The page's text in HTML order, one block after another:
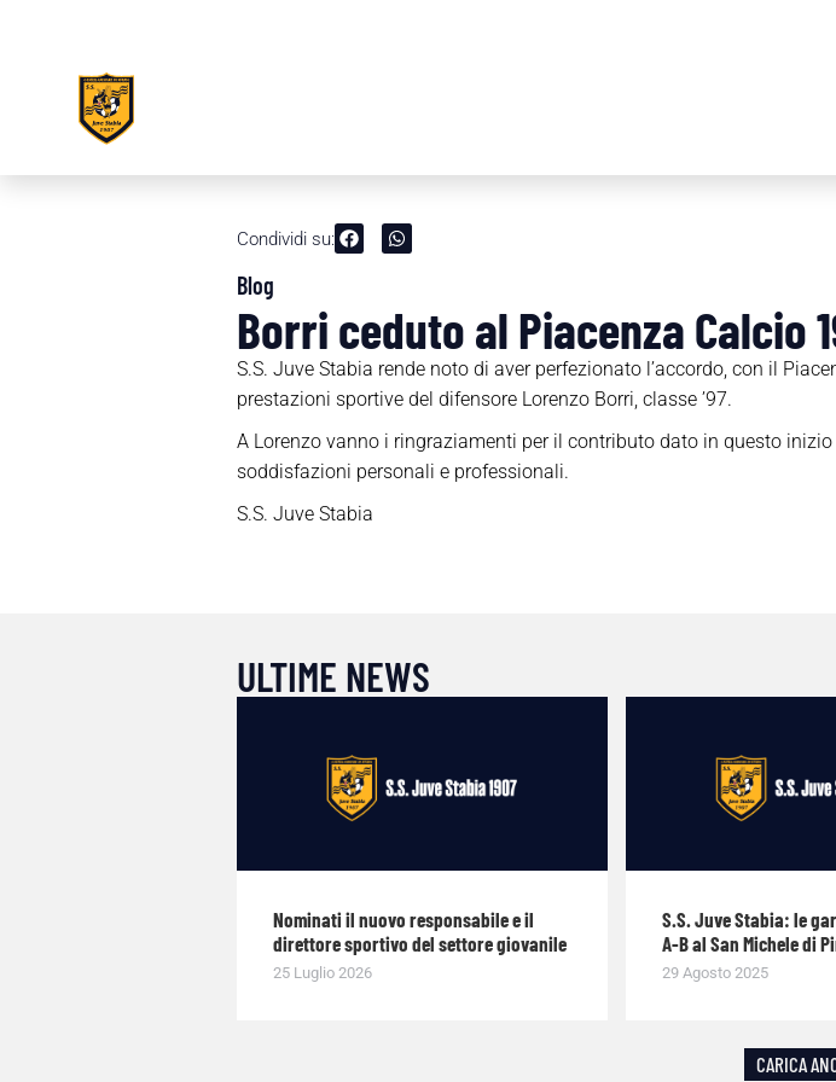
Condividi su:
Blog
Borri ceduto al Piacenza Calcio
S.S. Juve Stabia rende noto di aver perfezionato l’accordo, con il
prestazioni sportive del difensore Lorenzo Borri, classe ’97.
A Lorenzo vanno i ringraziamenti per il contributo dato in questo
soddisfazioni personali e professionali.
S.S. Juve Stabia
ULTIME NEWS
Nominati il nuovo responsabile e il
direttore sportivo del settore giovanile
25 Luglio 2026
S.S. Juve Stabia: le
A-B al San Michele di
29 Agosto 2025
CARICA